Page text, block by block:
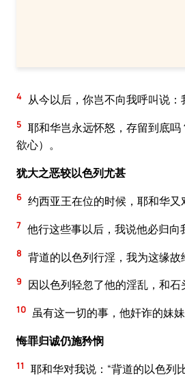
4 从今以后，你岂不向我呼叫说
5 耶和华岂永远怀怒，存留到底
欲心）。
犹大之恶较以色列尤甚
6 约西亚王在位的时候，耶和华
7 他行这些事以后，我说他必归
8 背道的以色列行淫，我为这缘
9 因以色列轻忽了他的淫乱，和
10 虽有这一切的事，他奸诈的妹
悔罪归诚仍施矜悯
11 耶和华对我说：“背道的以色列